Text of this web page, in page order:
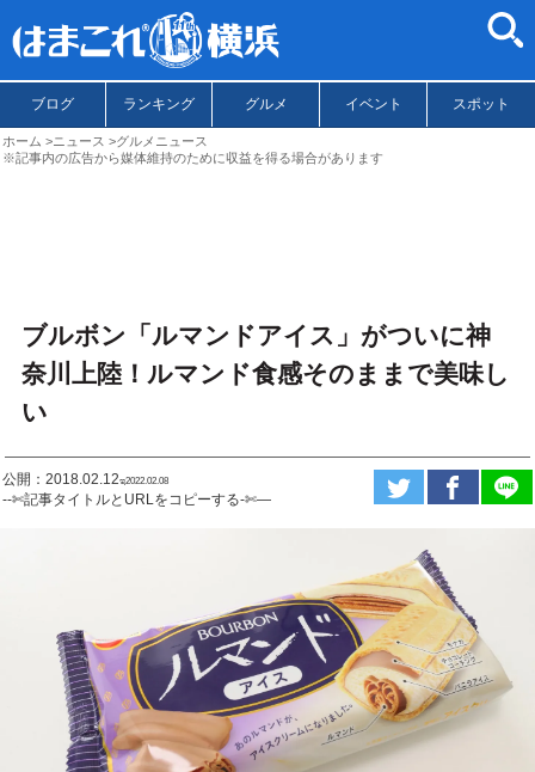
ブログ ランキング グルメ イベント スポット
ホーム ニュース
グルメニュース
※記事内の広告から媒体維持のために収益を得る場合があります
ブルボン「ルマンドアイス」がついに神
奈川上陸！ルマンド食感そのままで美味し
い
公開：2018.02.12ಇ2022.02.08
--✄記事タイトルとURLをコピーする-✄—